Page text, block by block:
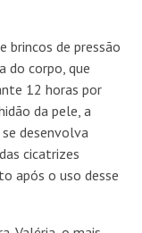
brincos de pressão
do corpo, que
12 horas por
da pele, a
desenvolva
cicatrizes
após o uso desse